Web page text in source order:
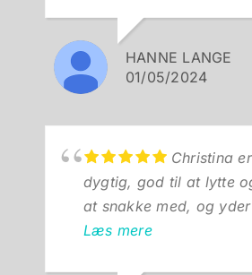
har virkelig følt mig mødt og hjulpet
og kan på det varmeste
Christina til alle med
Hanne, praktiserende
HANNE LANGE
01/05/2024
Christina
dygtig, god til at lytte
at snakke med, og
man kan forvente.
Læs mere